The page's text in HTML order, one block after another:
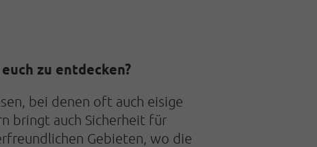
zu entdecken?
bei denen oft auch eisige
bringt auch Sicherheit für
Gebieten, wo die